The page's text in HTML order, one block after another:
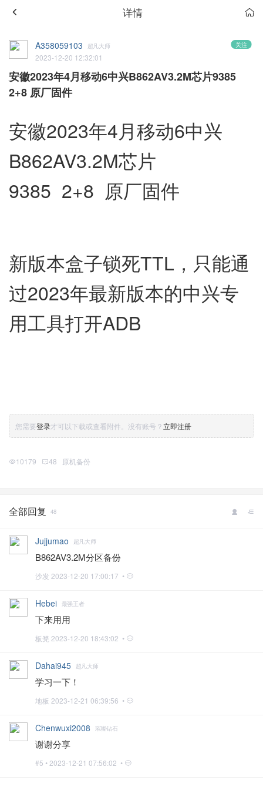
详情
关注
A358059103 超凡大师
2023-12-20 12:32:01
安徽2023年4月移动6中兴B862AV3.2M芯片9385
2+8 原厂固件
安徽2023年4月移动6中兴
B862AV3.2M芯片
9385 2+8 原厂固件
新版本盒子锁死TTL，只能通
过2023年最新版本的中兴专
用工具打开ADB
您需要登录才可以下载或查看附件。没有账号？立即注册
10179 48 原机备份
全部回复 48
Jujjumao 超凡大师
B862AV3.2M分区备份
沙发 2023-12-20 17:00:17 •
Hebei 最强王者
下来用用
板凳 2023-12-20 18:43:02 •
Dahai945 超凡大师
学习一下！
地板 2023-12-21 06:39:56 •
Chenwuxi2008 璀璨钻石
谢谢分享
#5 • 2023-12-21 07:56:02 •